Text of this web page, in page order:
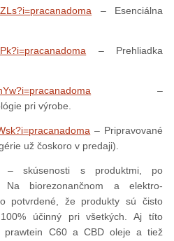
anadoma – Esenciálna
– Prehliadka
nadoma –
pri výrobe.
nadoma – Pripravované
už čoskoro v predaji).
– skúsenosti s produktmi, po
biorezonančnom a elektro-
potvrdené, že produkty sú čisto
účinný pri všetkých. Aj títo
prawtein C60 a CBD oleje a tiež